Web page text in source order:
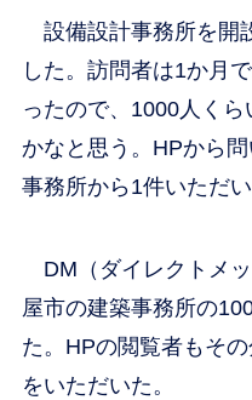
設備設計事務所を開
した。訪問者は1か月
ったので、1000人く
かなと思う。HPから
事務所から1件いただい
DM（ダイレクトメ
屋市の建築事務所の
た。HPの閲覧者もそ
をいただいた。